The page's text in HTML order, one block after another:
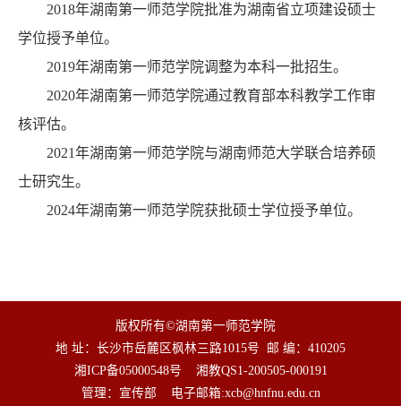
2018年湖南第一师范学院批准为湖南省立项建设硕士
学位授予单位。
2019年湖南第一师范学院调整为本科一批招生。
2020年湖南第一师范学院通过教育部本科教学工作审
核评估。
2021年湖南第一师范学院与湖南师范大学联合培养硕
士研究生。
2024年湖南第一师范学院获批硕士学位授予单位。
版权所有©湖南第一师范学院
地 址：长沙市岳麓区枫林三路1015号 邮 编：410205
湘ICP备05000548号 湘教QS1-200505-000191
管理：宣传部
电子邮箱:xcb@hnfnu.edu.cn